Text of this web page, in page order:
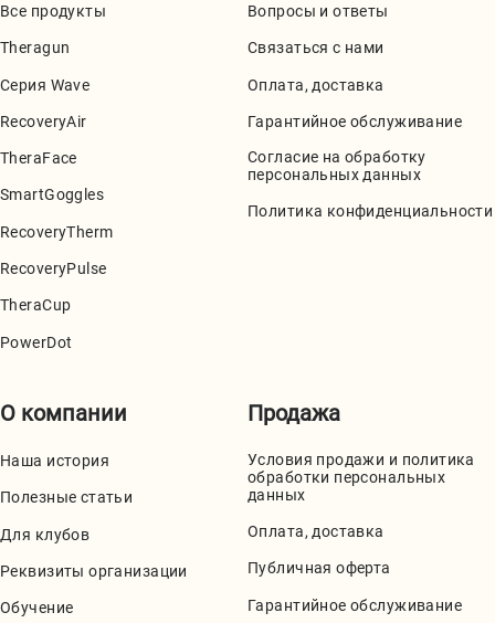
Все продукты
Theragun
Серия Wave
RecoveryAir
TheraFace
SmartGoggles
RecoveryTherm
RecoveryPulse
TheraCup
PowerDot
Вопросы и ответы
Связаться с нами
Оплата, доставка
Гарантийное обслуживание
Согласие на обработку
персональных данных
Политика конфиденциальности
О компании
Наша история
Полезные статьи
Для клубов
Реквизиты организации
Обучение
Продажа
Условия продажи и политика
обработки персональных
данных
Оплата, доставка
Публичная оферта
Гарантийное обслуживание